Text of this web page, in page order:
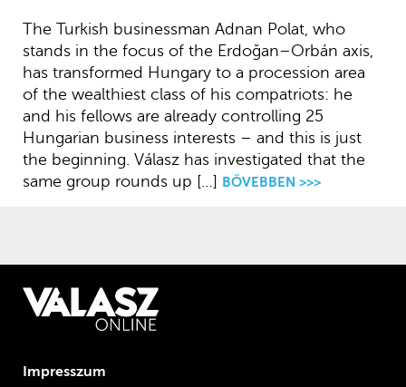
The Turkish businessman Adnan Polat, who
stands in the focus of the Erdoğan–Orbán axis,
has transformed Hungary to a procession area
of the wealthiest class of his compatriots: he
and his fellows are already controlling 25
Hungarian business interests – and this is just
the beginning. Válasz has investigated that the
same group rounds up […]
BŐVEBBEN >>>
Impresszum